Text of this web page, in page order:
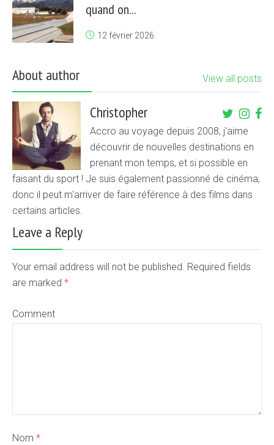
quand on...
12 février 2026
About author View all posts
Christopher
Accro au voyage depuis 2008, j'aime
découvrir de nouvelles destinations en
prenant mon temps, et si possible en
faisant du sport ! Je suis également passionné de cinéma,
donc il peut m'arriver de faire référence à des films dans
certains articles.
Leave a Reply
Your email address will not be published. Required fields
are marked *
Comment
Nom *